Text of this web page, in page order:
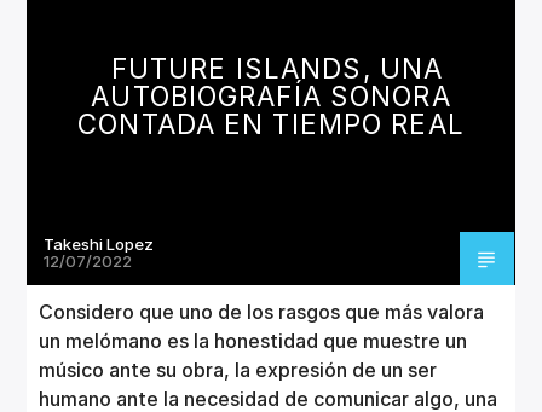
ARTISTA
Invencible Radio
FUTURE ISLANDS, UNA
AUTOBIOGRAFÍA SONORA
CONTADA EN TIEMPO REAL
Takeshi Lopez
12/07/2022
Considero que uno de los rasgos que más valora
un melómano es la honestidad que muestre un
músico ante su obra, la expresión de un ser
humano ante la necesidad de comunicar algo, una